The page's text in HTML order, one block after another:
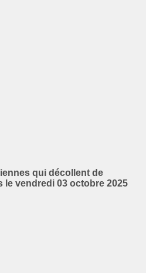
qui décollent de
le vendredi 03 octobre 2025